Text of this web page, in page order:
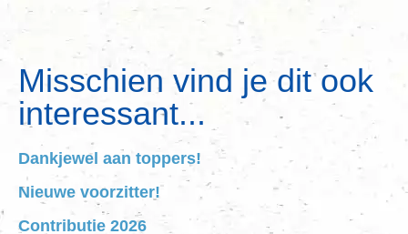
Misschien vind je dit ook
interessant...
Dankjewel aan toppers!
Nieuwe voorzitter!
Contributie 2026